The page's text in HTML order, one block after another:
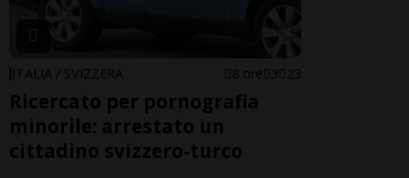
ITALIA / SVIZZERA 8 ore 3 23
Ricercato per pornografia
minorile: arrestato un
cittadino svizzero-turco